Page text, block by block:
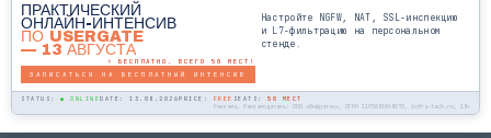
ПРАКТИЧЕСКИЙ
ОНЛАЙН-ИНТЕНСИВ
ПО USERGATE
— 13 АВГУСТА
Настройте NGFW, NAT, SSL-инспекцию
и L7-фильтрацию на персональном
стенде.
⚡ БЕСПЛАТНО. ВСЕГО 50 МЕСТ!
ЗАПИСАТЬСЯ НА БЕСПЛАТНЫЙ ИНТЕНСИВ
STATUS: ● ONLINE DATE: 13.08.2026 PRICE: FREE SEATS: 50 МЕСТ
Реклама. Рекламодатель: ООО «Инфратех», ОГРН 1195081048073, infra-tech.ru, 18+